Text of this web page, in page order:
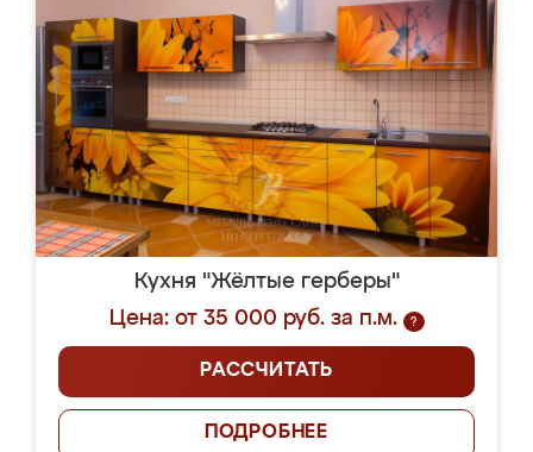
Кухня "Жёлтые герберы"
Цена: от 35 000 руб. за п.м.
?
РАССЧИТАТЬ
ПОДРОБНЕЕ